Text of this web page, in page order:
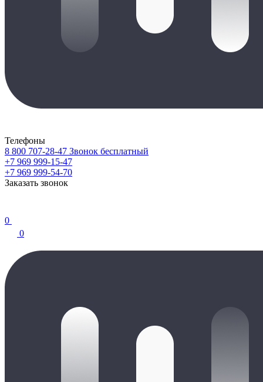
Телефоны
8 800 707-28-47 Звонок бесплатный
+7 969 999-15-47
+7 969 999-54-70
Заказать звонок
0
0